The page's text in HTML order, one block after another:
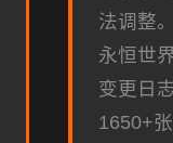
法调整。
永恒世
变更日
1650+